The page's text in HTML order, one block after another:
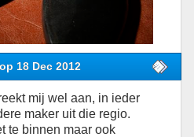
18 Dec 2012
mij wel aan, in ieder
maker uit die regio.
te binnen maar ook